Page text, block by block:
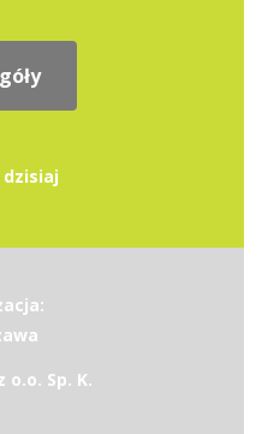
dzisiaj
o.o. Sp. K.